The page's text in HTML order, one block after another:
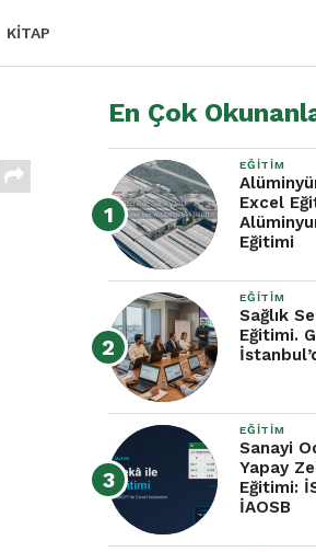
KITAP
En Çok
EĞITIM
Excel
Eğitimi
EĞITIM
Sağlık
Eğitimi.
EĞITIM
Sanayi
Yapay
Eğitimi:
İAOSB